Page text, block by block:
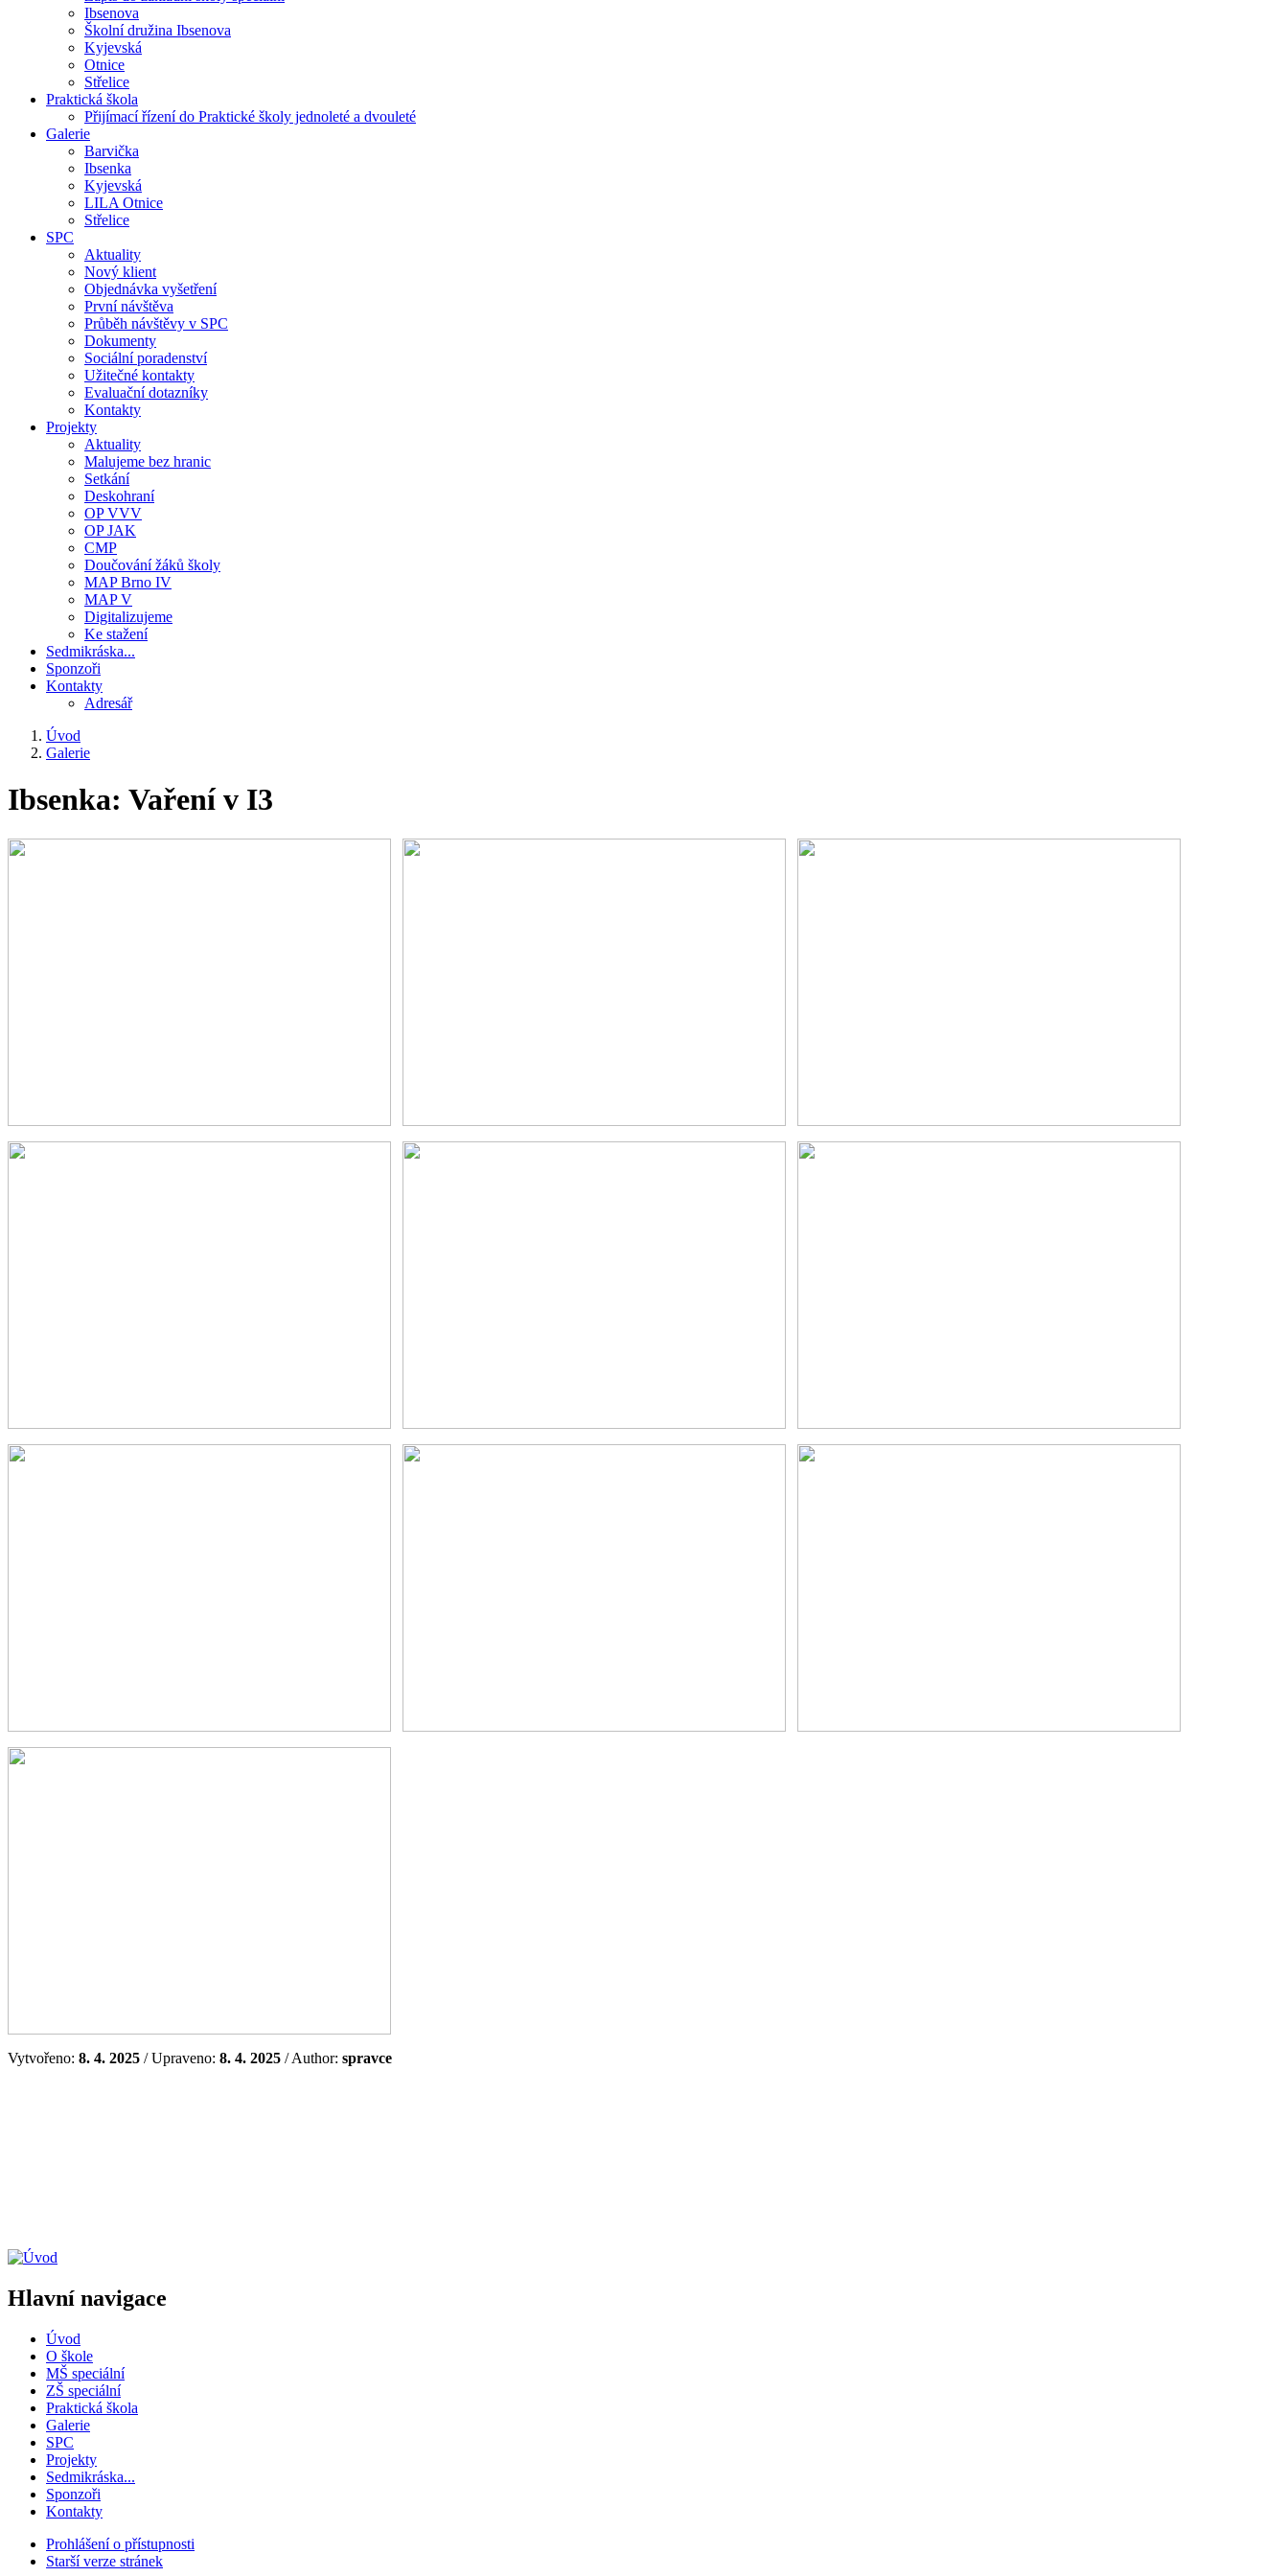
Ibsenova
Školní družina Ibsenova
Kyjevská
Otnice
Střelice
Praktická škola
Přijímací řízení do Praktické školy jednoleté a dvouleté
Galerie
Barvička
Ibsenka
Kyjevská
LILA Otnice
Střelice
SPC
Aktuality
Nový klient
Objednávka vyšetření
První návštěva
Průběh návštěvy v SPC
Dokumenty
Sociální poradenství
Užitečné kontakty
Evaluační dotazníky
Kontakty
Projekty
Aktuality
Malujeme bez hranic
Setkání
Deskohraní
OP VVV
OP JAK
CMP
Doučování žáků školy
MAP Brno IV
MAP V
Digitalizujeme
Ke stažení
Sedmikráska...
Sponzoři
Kontakty
Adresář
Drobečková
navigace
Úvod
Galerie
Ibsenka: Vaření v I3
Vytvořeno: 8. 4. 2025 / Upraveno: 8. 4. 2025 / Author: spravce
Hlavní navigace
Úvod
O škole
MŠ speciální
ZŠ speciální
Praktická škola
Galerie
SPC
Projekty
Sedmikráska...
Sponzoři
Kontakty
Menu
Prohlášení o přístupnosti
Starší verze stránek